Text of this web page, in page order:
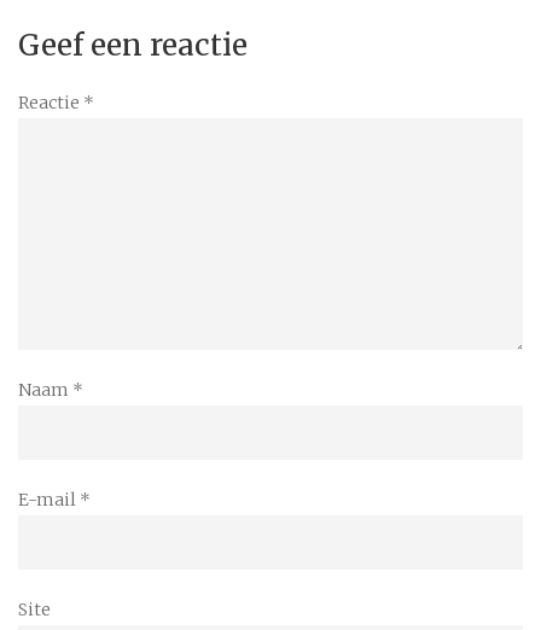
Geef een reactie
Reactie *
Naam *
E-mail *
Site